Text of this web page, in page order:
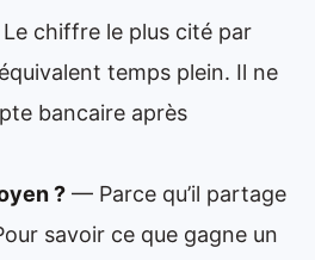
chiffre le plus cité par
temps plein. Il ne
bancaire après
? — Parce qu’il partage
savoir ce que gagne un